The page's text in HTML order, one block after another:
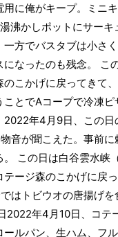
に俺がキープ。ミニ
沸かしポットにサーキ
方でバスタブは小さ
なったのも残念。 こ
こかげに戻ってきて
とでAコープで冷凍
年4月9日、この日
音が聞こえた。事前に
この日は白谷雲水峡
ージ森のこかげに戻
はトビウオの唐揚げ
2022年4月10日、コテ
ルパン、生ハム、フ